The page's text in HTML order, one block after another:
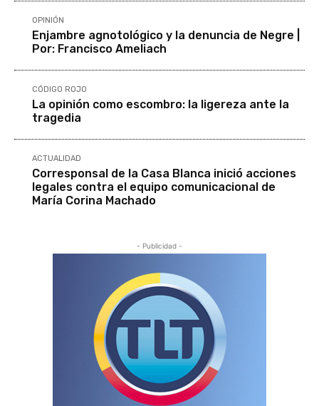
OPINIÓN
Enjambre agnotológico y la denuncia de Negre |
Por: Francisco Ameliach
CÓDIGO ROJO
La opinión como escombro: la ligereza ante la
tragedia
ACTUALIDAD
Corresponsal de la Casa Blanca inició acciones
legales contra el equipo comunicacional de
María Corina Machado
- Publicidad -